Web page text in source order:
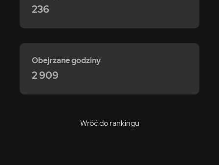
Wróć do rankingu
236
Obejrzane godziny
2 909